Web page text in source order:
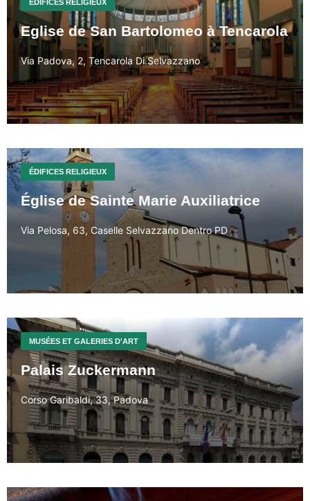
ÉDIFICES RELIGIEUX
Eglise de San Bartolomeo à Tencarola
Via Padova, 2, Tencarola Di Selvazzano
ÉDIFICES RELIGIEUX
Église de Sainte Marie Auxiliatrice
Via Pelosa, 63, Caselle Selvazzano Dentro PD
MUSÉES ET GALERIES D'ART
Palais Zuckermann
Corso Garibaldi, 33, Padova